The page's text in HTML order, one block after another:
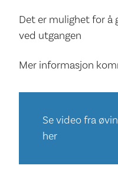
Det er mulighet for å
ved utgangen
Mer informasjon
Se video fra
her